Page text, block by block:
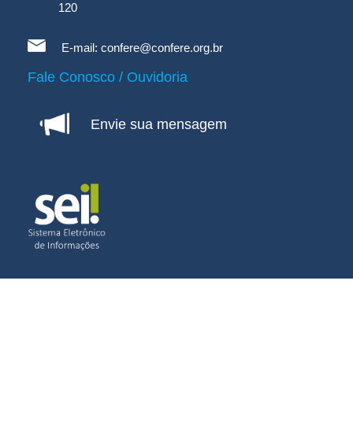
120
E-mail: confere@confere.org.br
Fale Conosco / Ouvidoria
Envie sua mensagem